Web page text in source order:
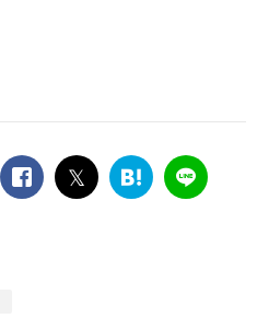
facebook
twitter
は
LINE